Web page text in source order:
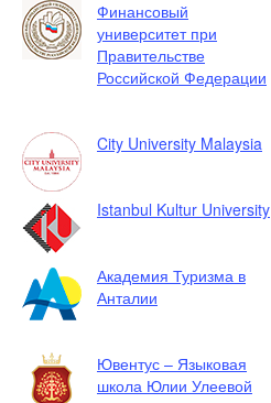
Финансовый
университет при
Правительстве
Российской Федерации
City University Malaysia
Istanbul Kultur University
Академия Туризма в
Анталии
Ювентус – Языковая
школа Юлии Улеевой